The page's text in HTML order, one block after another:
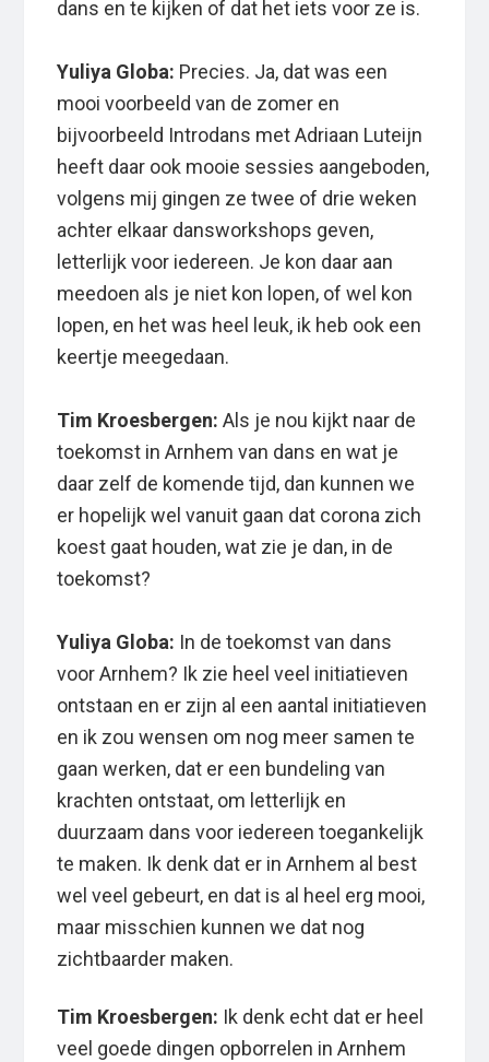
dans en te kijken of dat het iets voor ze is.
Yuliya Globa: Precies. Ja, dat was een
mooi voorbeeld van de zomer en
bijvoorbeeld Introdans met Adriaan Luteijn
heeft daar ook mooie sessies aangeboden,
volgens mij gingen ze twee of drie weken
achter elkaar dansworkshops geven,
letterlijk voor iedereen. Je kon daar aan
meedoen als je niet kon lopen, of wel kon
lopen, en het was heel leuk, ik heb ook een
keertje meegedaan.
Tim Kroesbergen: Als je nou kijkt naar de
toekomst in Arnhem van dans en wat je
daar zelf de komende tijd, dan kunnen we
er hopelijk wel vanuit gaan dat corona zich
koest gaat houden, wat zie je dan, in de
toekomst?
Yuliya Globa: In de toekomst van dans
voor Arnhem? Ik zie heel veel initiatieven
ontstaan en er zijn al een aantal initiatieven
en ik zou wensen om nog meer samen te
gaan werken, dat er een bundeling van
krachten ontstaat, om letterlijk en
duurzaam dans voor iedereen toegankelijk
te maken. Ik denk dat er in Arnhem al best
wel veel gebeurt, en dat is al heel erg mooi,
maar misschien kunnen we dat nog
zichtbaarder maken.
Tim Kroesbergen: Ik denk echt dat er heel
veel goede dingen opborrelen in Arnhem